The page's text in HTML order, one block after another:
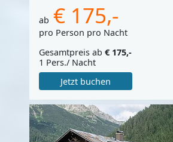
ab € 175,-
pro Person pro Nacht
Gesamtpreis ab € 175,-
1 Pers./ Nacht
Jetzt buchen